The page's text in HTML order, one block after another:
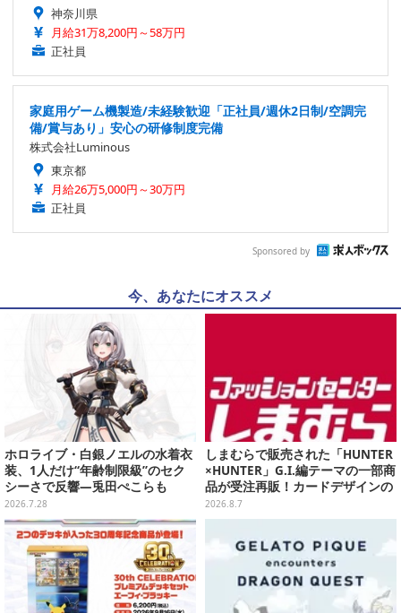
神奈川県
月給31万8,200円～58万円
正社員
家庭用ゲーム機製造/未経験歓迎「正社員/週休2日制/空調完
備/賞与あり」安心の研修制度完備
株式会社Luminous
東京都
月給26万5,000円～30万円
正社員
Sponsored by
今、あなたにオススメ
ホロライブ・白銀ノエルの水着衣
装、1人だけ“年齢制限級”のセク
シーさで反響―兎田ぺこらも
「こ、こんなことが許されていい
のか？」と興奮隠せず
2026.7.28
しまむらで販売された「HUNTER
×HUNTER」G.I.編テーマの一部商
品が受注再販！カードデザインの
キーホルダーや、キルアたちのセ
リフ付ソックスなど
2026.8.7